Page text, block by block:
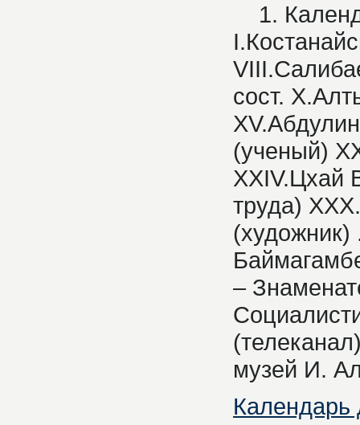
1.
сост.
(ученый)
XXIV.Цхай
труда)
(художник)
–
музей И.
Календарь